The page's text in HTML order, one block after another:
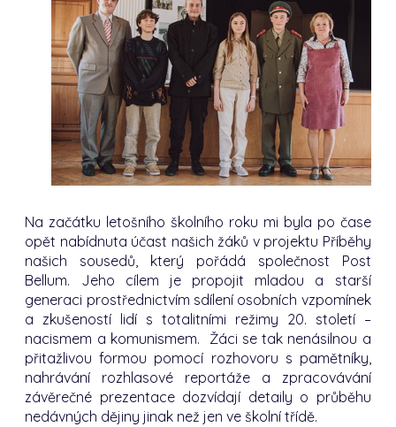
Na začátku letošního školního roku mi byla po čase
opět nabídnuta účast našich žáků v projektu Příběhy
našich sousedů, který pořádá společnost Post
Bellum. Jeho cílem je propojit mladou a starší
generaci prostřednictvím sdílení osobních vzpomínek
a zkušeností lidí s totalitními režimy 20. století –
nacismem a komunismem. Žáci se tak nenásilnou a
přitažlivou formou pomocí rozhovoru s pamětníky,
nahrávání rozhlasové reportáže a zpracovávání
závěrečné prezentace dozvídají detaily o průběhu
nedávných dějiny jinak než jen ve školní třídě.